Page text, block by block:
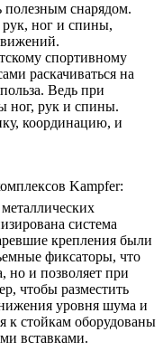
полезным снарядом.
ног и спины,
спортивному
раскачиваться на
Ведь при
ног, рук и спины.
координацию, и
Kampfer:
система
крепления были
фиксаторы, что
но и позволяет при
чтобы разместить
уровня шума и
к стойкам оборудованы
вставками.